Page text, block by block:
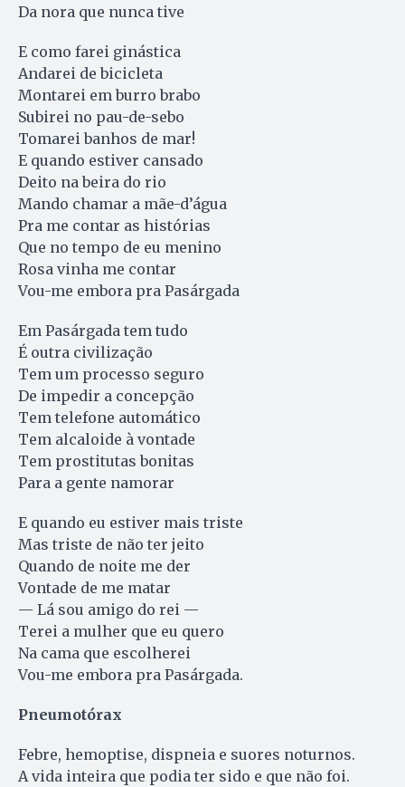
Da nora que nunca tive
E como farei ginástica
Andarei de bicicleta
Montarei em burro brabo
Subirei no pau-de-sebo
Tomarei banhos de mar!
E quando estiver cansado
Deito na beira do rio
Mando chamar a mãe-d’água
Pra me contar as histórias
Que no tempo de eu menino
Rosa vinha me contar
Vou-me embora pra Pasárgada
Em Pasárgada tem tudo
É outra civilização
Tem um processo seguro
De impedir a concepção
Tem telefone automático
Tem alcaloide à vontade
Tem prostitutas bonitas
Para a gente namorar
E quando eu estiver mais triste
Mas triste de não ter jeito
Quando de noite me der
Vontade de me matar
— Lá sou amigo do rei —
Terei a mulher que eu quero
Na cama que escolherei
Vou-me embora pra Pasárgada.
Pneumotórax
Febre, hemoptise, dispneia e suores noturnos.
A vida inteira que podia ter sido e que não foi.